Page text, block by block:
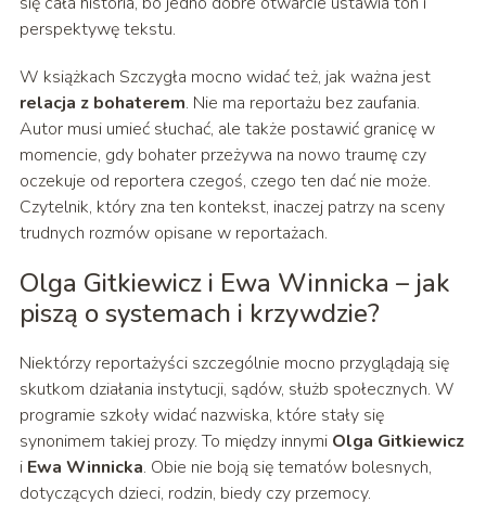
perspektywę tekstu.
W książkach Szczygła mocno widać też, jak ważna jest
relacja z bohaterem. Nie ma reportażu bez zaufania.
Autor musi umieć słuchać, ale także postawić granicę w
momencie, gdy bohater przeżywa na nowo traumę czy
oczekuje od reportera czegoś, czego ten dać nie może.
Czytelnik, który zna ten kontekst, inaczej patrzy na sceny
trudnych rozmów opisane w reportażach.
Olga Gitkiewicz i Ewa Winnicka – jak
piszą o systemach i krzywdzie?
Niektórzy reportażyści szczególnie mocno przyglądają się
skutkom działania instytucji, sądów, służb społecznych. W
programie szkoły widać nazwiska, które stały się
synonimem takiej prozy. To między innymi Olga Gitkiewicz
i Ewa Winnicka. Obie nie boją się tematów bolesnych,
dotyczących dzieci, rodzin, biedy czy przemocy.